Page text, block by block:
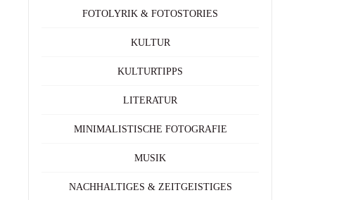
FOTOLYRIK & FOTOSTORIES
KULTUR
KULTURTIPPS
LITERATUR
MINIMALISTISCHE FOTOGRAFIE
MUSIK
NACHHALTIGES & ZEITGEISTIGES